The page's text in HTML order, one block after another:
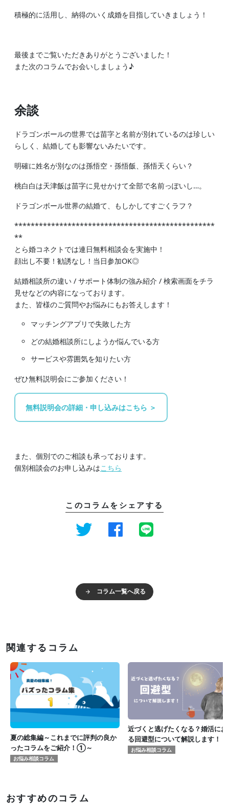
積極的に活用し、納得のいく成婚を目指していきましょう！
最後までご覧いただきありがとうございました！
また次のコラムでお会いしましょう♪
余談
ドラゴンボールの世界では苗字と名前が別れているのは珍しい
らしく、結婚しても影響ないみたいです。
明確に姓名が別なのは孫悟空・孫悟飯、孫悟天くらい？
桃白白は天津飯は苗字に見せかけて全部で名前っぽいし…。
ドラゴンボール世界の結婚て、もしかしてすごくラフ？
*************************************************
**
とら婚コネクトでは連日無料相談会を実施中！
顔出し不要！勧誘なし！当日参加OK◎
結婚相談所の違い / サポート体制の強み紹介 / 検索画面をチラ
見せなどの内容になっております。
また、皆様のご質問やお悩みにもお答えします！
マッチングアプリで失敗した方
どの結婚相談所にしようか悩んでいる方
サービスや雰囲気を知りたい方
ぜひ無料説明会にご参加ください！
無料説明会の詳細・申し込みはこちら ＞
また、個別でのご相談も承っております。
個別相談会のお申し込みはこちら
このコラムをシェアする
コラム一覧へ戻る
関連するコラム
夏の総集編～これまでに評判の良か
ったコラムをご紹介！①～
お悩み相談コラム
近づくと逃げたくなる？婚活にお
る回避型について解説します！
お悩み相談コラム
おすすめのコラム